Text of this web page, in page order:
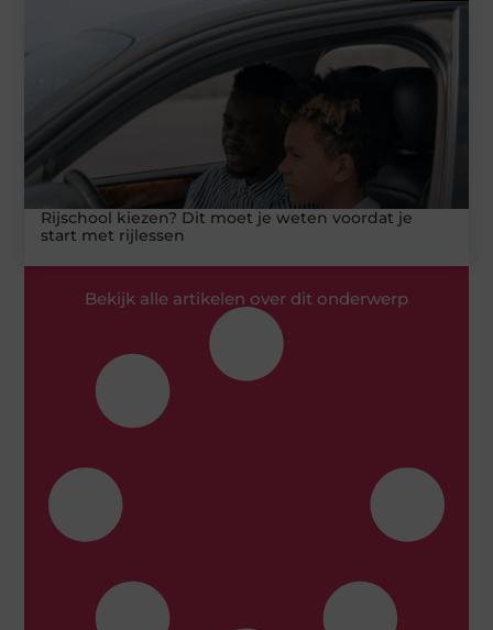
Rijschool kiezen? Dit moet je weten voordat je
start met rijlessen
Bekijk alle artikelen over dit onderwerp